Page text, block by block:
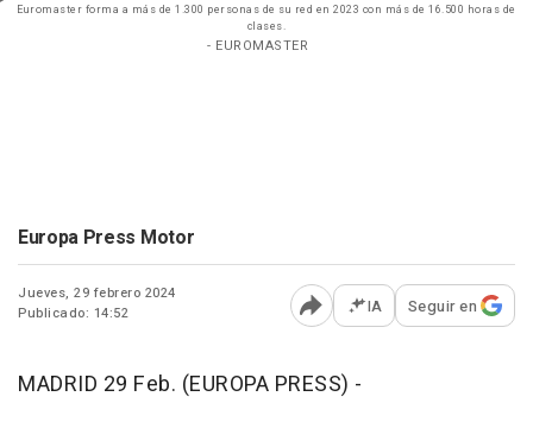
Euromaster forma a más de 1.300 personas de su red en 2023 con más de 16.500 horas de
clases.
- EUROMASTER
Europa Press Motor
Jueves, 29 febrero 2024
Publicado: 14:52
Abrir opciones para
IA Seguir en
MADRID 29 Feb. (EUROPA PRESS) -